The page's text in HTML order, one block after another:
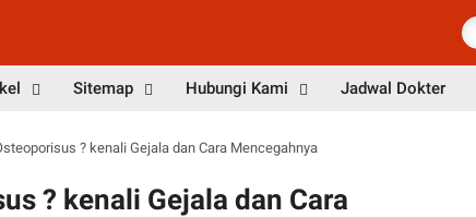
Sitemap Hubungi Kami Jadwal Dokter
? kenali Gejala dan Cara Mencegahnya
? kenali Gejala dan Cara